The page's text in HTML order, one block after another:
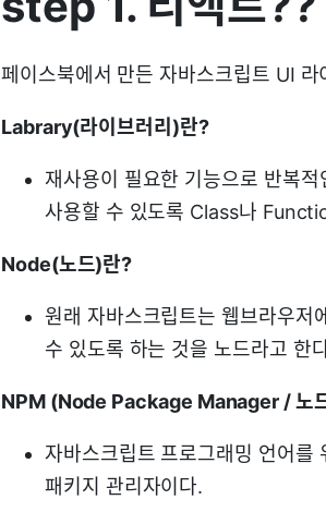
페이스북에서 만든 자바스크립트 UI 라
Labrary(라이브러리)란?
재사용이 필요한 기능으로 반복
사용할 수 있도록 Class나
Node(노드)란?
원래 자바스크립트는 웹브라우저
수 있도록 하는 것을 노드라고 한
NPM (Node Package Manager / 노
자바스크립트 프로그래밍 언어
패키지 관리자이다.